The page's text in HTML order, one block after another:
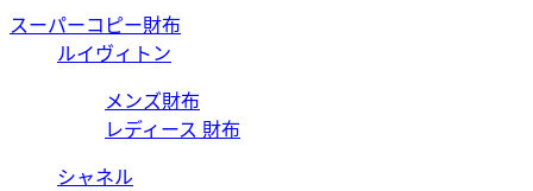
スーパーコピー財布
ルイヴィトン
メンズ財布
レディース 財布
シャネル